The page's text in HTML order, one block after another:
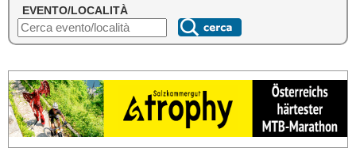
EVENTO/LOCALITÀ